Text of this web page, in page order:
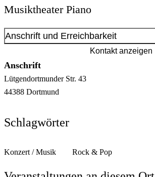
Musiktheater Piano
Anschrift und Erreichbarkeit
Kontakt anzeigen
Anschrift
Lütgendortmunder Str. 43
44388 Dortmund
Schlagwörter
Konzert / Musik Rock & Pop